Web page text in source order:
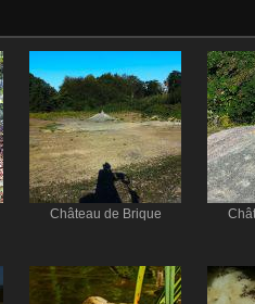
Château de Brique